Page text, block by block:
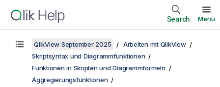
Search Menü
QlikView September 2025
Arbeiten mit QlikView
Skriptsyntax und Diagrammfunktionen
Funktionen in Skripten und Diagrammformeln
Aggregierungsfunktionen